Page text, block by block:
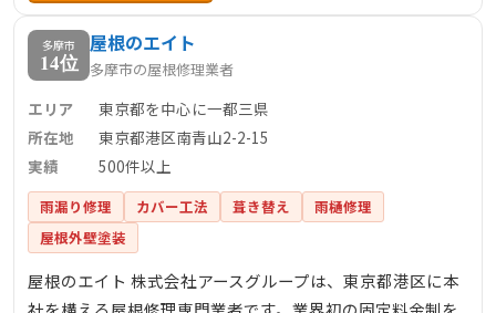
す。見積もり後の追加料金は不要で、安心して依頼できる
点も特徴です。
多摩市
14位
屋根のエイト
多摩市の屋根修理業者
エリア
東京都を中心に一都三県
所在地
東京都港区南青山2-2-15
実績
500件以上
雨漏り修理 カバー工法 葺き替え
雨樋修理
屋根外壁塗装
屋根のエイト 株式会社アースグループは、東京都港区に本